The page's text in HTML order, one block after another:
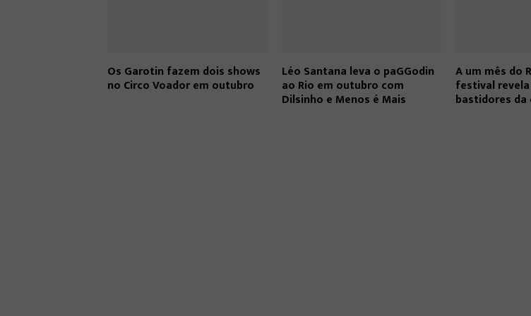
Os Garotin fazem dois shows
no Circo Voador em outubro
Léo Santana leva o paGGodin
ao Rio em outubro com
Dilsinho e Menos é Mais
A um mês do
festival
bastidores da